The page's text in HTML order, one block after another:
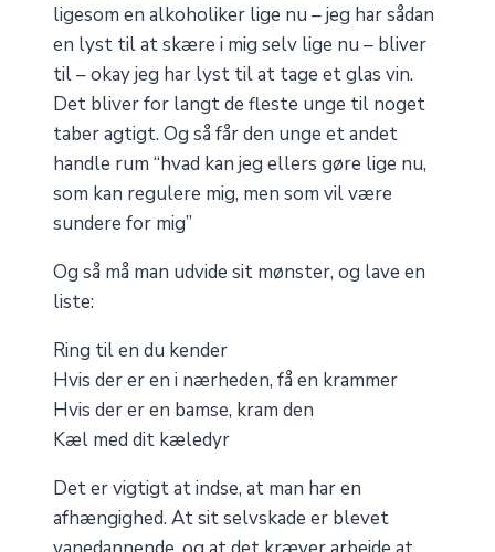
ligesom en alkoholiker lige nu – jeg har sådan
en lyst til at skære i mig selv lige nu – bliver
til – okay jeg har lyst til at tage et glas vin.
Det bliver for langt de fleste unge til noget
taber agtigt. Og så får den unge et andet
handle rum “hvad kan jeg ellers gøre lige nu,
som kan regulere mig, men som vil være
sundere for mig”
Og så må man udvide sit mønster, og lave en
liste:
Ring til en du kender
Hvis der er en i nærheden, få en krammer
Hvis der er en bamse, kram den
Kæl med dit kæledyr
Det er vigtigt at indse, at man har en
afhængighed. At sit selvskade er blevet